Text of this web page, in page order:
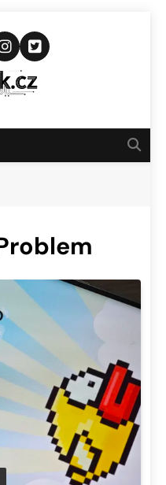
Novinkám